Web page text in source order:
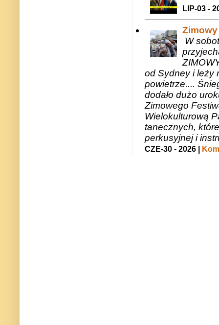
LIP-03 -
W
od Sydney i leży
powietrze....
dodało dużo
Zimowego
Wielokulturową
tanecznych,
perkusyjnej i
CZE-30 - 2026 |